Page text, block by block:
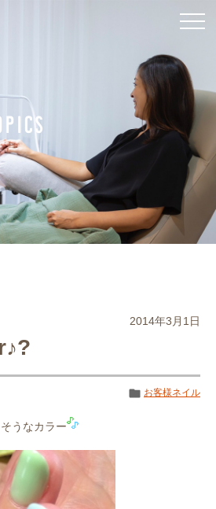
2014年3月1日
お客様ネイル
うなカラー